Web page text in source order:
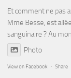
Et comment ne pas
Mme Besse, est
sanguinaire ? Au
Photo
View on Facebook · Share